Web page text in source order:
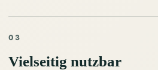
03
Vielseitig nutzbar